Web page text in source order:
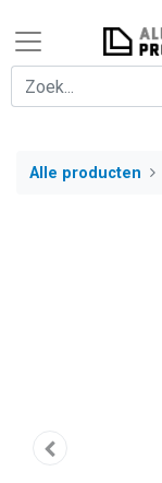
Alle producten